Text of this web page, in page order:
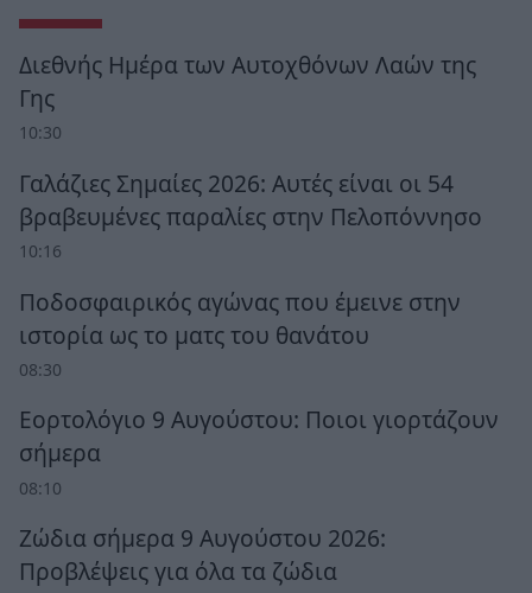
Διεθνής Ημέρα των Αυτοχθόνων Λαών της
Γης
10:30
Γαλάζιες Σημαίες 2026: Αυτές είναι οι 54
βραβευμένες παραλίες στην Πελοπόννησο
10:16
Ποδοσφαιρικός αγώνας που έμεινε στην
ιστορία ως το ματς του θανάτου
08:30
Εορτολόγιο 9 Αυγούστου: Ποιοι γιορτάζουν
σήμερα
08:10
Ζώδια σήμερα 9 Αυγούστου 2026:
Προβλέψεις για όλα τα ζώδια